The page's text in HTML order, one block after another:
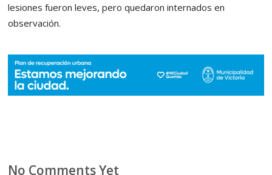
lesiones fueron leves, pero quedaron internados en
observación.
No Comments Yet